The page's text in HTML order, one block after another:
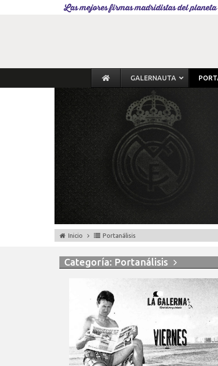
Las mejores firmas madridistas del planeta
GALERNAUTA
Inicio Portanálisis
Categoría: Portanálisis